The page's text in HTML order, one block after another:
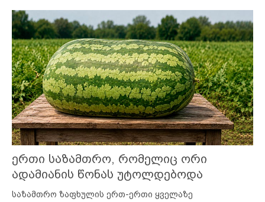
ერთი საზამთრო, რომელიც ორი
ადამიანის წონას უტოლდებოდა
საზამთრო ზაფხულის ერთ-ერთი ყველაზე